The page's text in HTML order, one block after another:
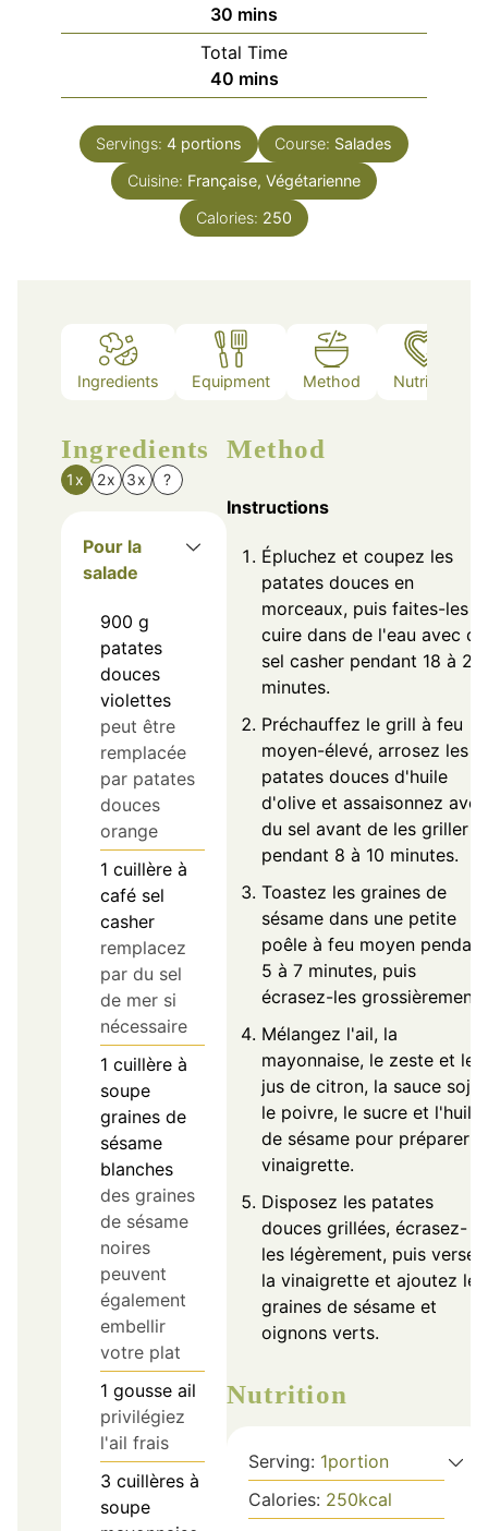
30 minutes
mins
Total Time
40minutes
mins
Servings: 4 portions Course: Salades
Cuisine: Française, Végétarienne
Calories: 250
Ingredients Equipment Method Nutrition
Ingredients
1x 2x 3x ?
Pour la
salade
900 g
patates
douces
violettes
peut être
remplacée
par patates
douces
orange
1 cuillère à
café sel
casher
remplacez
par du sel
de mer si
nécessaire
1 cuillère à
soupe
graines de
sésame
blanches
des graines
de sésame
noires
peuvent
également
embellir
votre plat
1 gousse ail
privilégiez
l'ail frais
3 cuillères à
soupe
Method
Instructions
Épluchez et coupez les
patates douces en
morceaux, puis faites-les
cuire dans de l'eau avec du
sel casher pendant 18 à 25
minutes.
Préchauffez le grill à feu
moyen-élevé, arrosez les
patates douces d'huile
d'olive et assaisonnez avec
du sel avant de les griller
pendant 8 à 10 minutes.
Toastez les graines de
sésame dans une petite
poêle à feu moyen pendant
5 à 7 minutes, puis
écrasez-les grossièrement.
Mélangez l'ail, la
mayonnaise, le zeste et le
jus de citron, la sauce soja,
le poivre, le sucre et l'huile
de sésame pour préparer la
vinaigrette.
Disposez les patates
douces grillées, écrasez-
les légèrement, puis versez
la vinaigrette et ajoutez les
graines de sésame et
oignons verts.
Nutrition
Serving: 1portion
Calories: 250kcal